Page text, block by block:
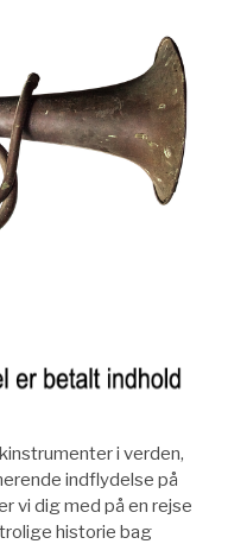
i verden,
indflydelse på
vi dig med på en rejse
historie bag